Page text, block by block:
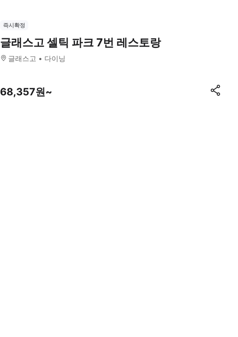
즉시확정
글래스고 셀틱 파크 7번 레스토랑
글래스고 다이닝
68,357원~